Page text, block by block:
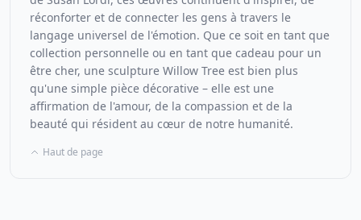
réconforter et de connecter les gens à travers le
langage universel de l'émotion. Que ce soit en tant que
collection personnelle ou en tant que cadeau pour un
être cher, une sculpture Willow Tree est bien plus
qu'une simple pièce décorative – elle est une
affirmation de l'amour, de la compassion et de la
beauté qui résident au cœur de notre humanité.
Haut de page